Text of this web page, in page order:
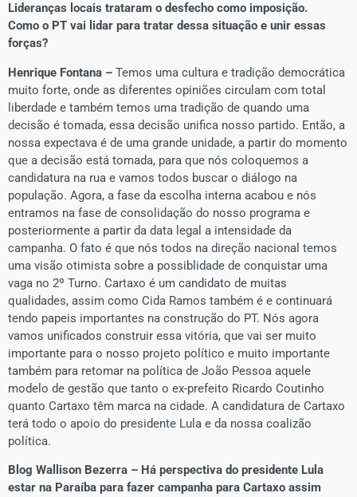
Lideranças locais trataram o desfecho como imposição.
Como o PT vai lidar para tratar dessa situação e unir essas
forças?
Henrique Fontana – Temos uma cultura e tradição democrática
muito forte, onde as diferentes opiniões circulam com total
liberdade e também temos uma tradição de quando uma
decisão é tomada, essa decisão unifica nosso partido. Então, a
nossa expectava é de uma grande unidade, a partir do momento
que a decisão está tomada, para que nós coloquemos a
candidatura na rua e vamos todos buscar o diálogo na
população. Agora, a fase da escolha interna acabou e nós
entramos na fase de consolidação do nosso programa e
posteriormente a partir da data legal a intensidade da
campanha. O fato é que nós todos na direção nacional temos
uma visão otimista sobre a possiblidade de conquistar uma
vaga no 2º Turno. Cartaxo é um candidato de muitas
qualidades, assim como Cida Ramos também é e continuará
tendo papeis importantes na construção do PT. Nós agora
vamos unificados construir essa vitória, que vai ser muito
importante para o nosso projeto político e muito importante
também para retomar na política de João Pessoa aquele
modelo de gestão que tanto o ex-prefeito Ricardo Coutinho
quanto Cartaxo têm marca na cidade. A candidatura de Cartaxo
terá todo o apoio do presidente Lula e da nossa coalizão
política.
Blog Wallison Bezerra – Há perspectiva do presidente Lula
estar na Paraíba para fazer campanha para Cartaxo assim